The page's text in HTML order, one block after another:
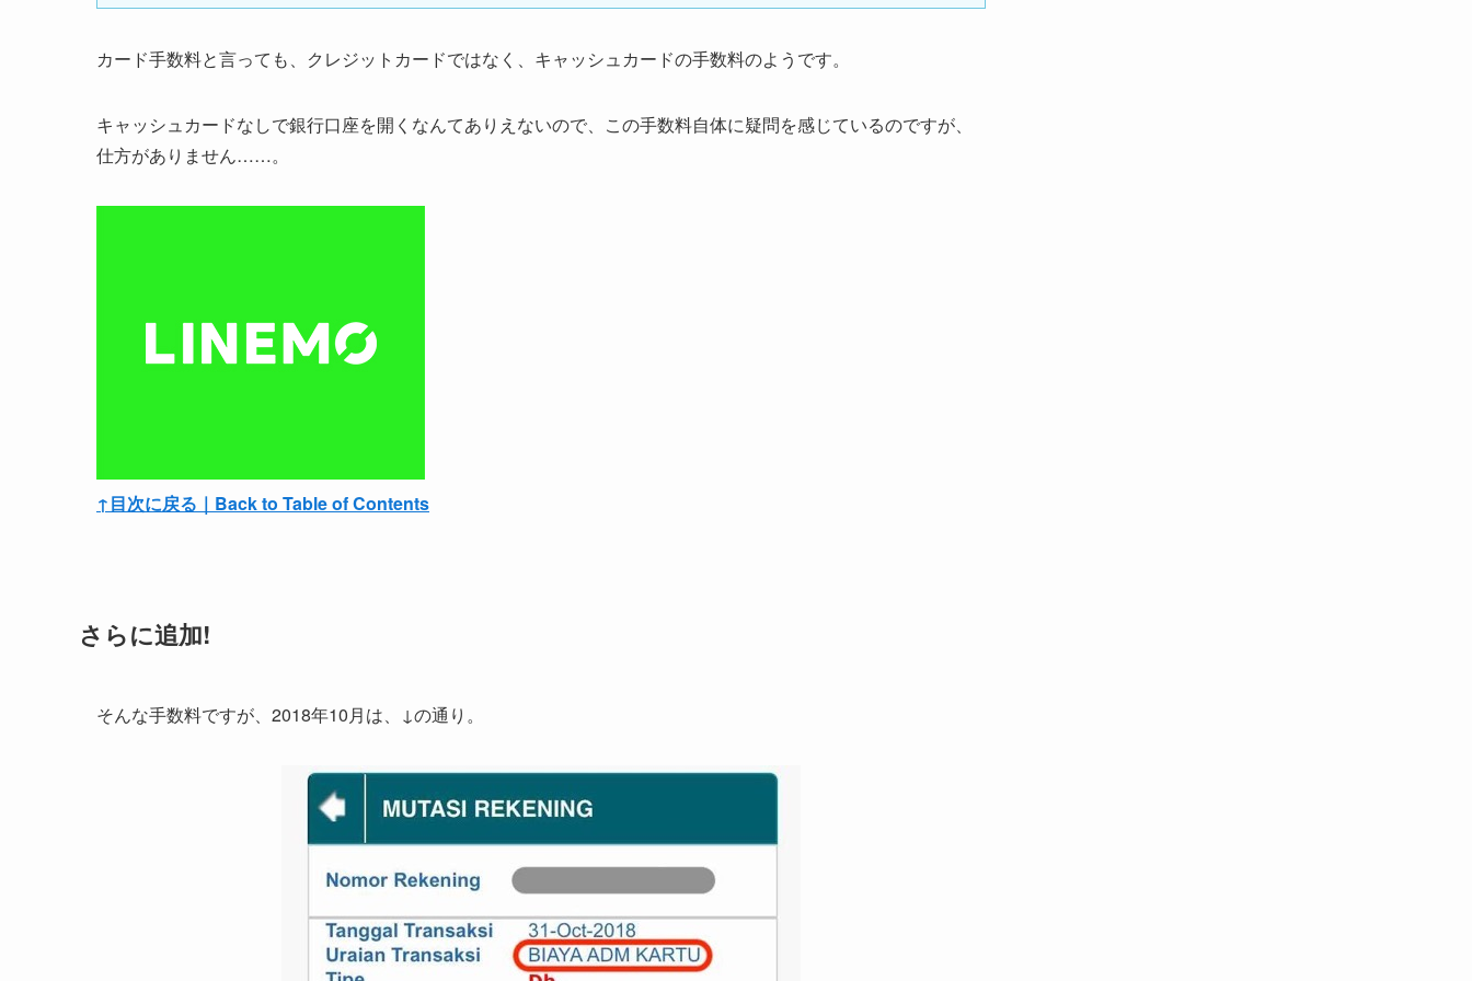
カード手数料と言っても、クレジットカードではなく、キャッシュカードの手数料のようです。
キャッシュカードなしで銀行口座を開くなんてありえないので、この手数料自体に疑問を感じているのですが、
仕方がありません……。
↑目次に戻る｜Back to Table of Contents
さらに追加!
そんな手数料ですが、2018年10月は、↓の通り。